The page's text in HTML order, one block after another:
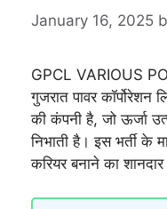
January 16, 2025
GPCL VARIOUS
गुजरात पावर
की कंपनी है, जो ऊर्जा
निभाती है। इस भर्ती के
करियर बनाने का